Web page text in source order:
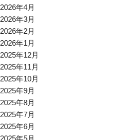
2026年4月
2026年3月
2026年2月
2026年1月
2025年12月
2025年11月
2025年10月
2025年9月
2025年8月
2025年7月
2025年6月
2025年5月